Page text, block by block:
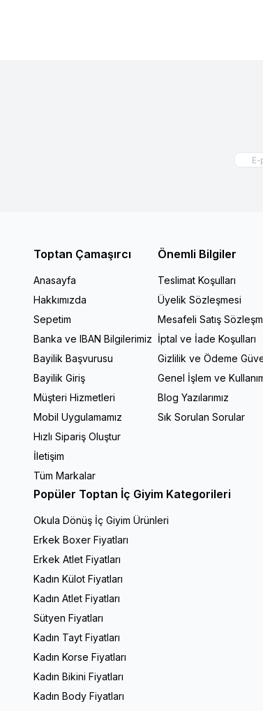
Toptan Çamaşırcı
Anasayfa
Hakkımızda
Sepetim
Banka ve IBAN Bilgilerimiz
Bayilik Başvurusu
Bayilik Giriş
Müşteri Hizmetleri
Mobil Uygulamamız
Hızlı Sipariş Oluştur
İletişim
Tüm Markalar
Önemli Bilgiler
Teslimat Koşulları
Üyelik Sözleşmesi
Mesafeli Satış
İptal ve İade Koşulları
Gizlilik ve Ödeme
Genel İşlem ve
Blog Yazılarımız
Sık Sorulan Sorular
Popüler Toptan İç Giyim Kategorileri
Okula Dönüş İç Giyim Ürünleri
Erkek Boxer Fiyatları
Erkek Atlet Fiyatları
Kadın Külot Fiyatları
Kadın Atlet Fiyatları
Sütyen Fiyatları
Kadın Tayt Fiyatları
Kadın Korse Fiyatları
Kadın Bikini Fiyatları
Kadın Body Fiyatları